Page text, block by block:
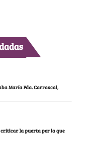
María Fda. Carrascal,
criticar la puerta por la que